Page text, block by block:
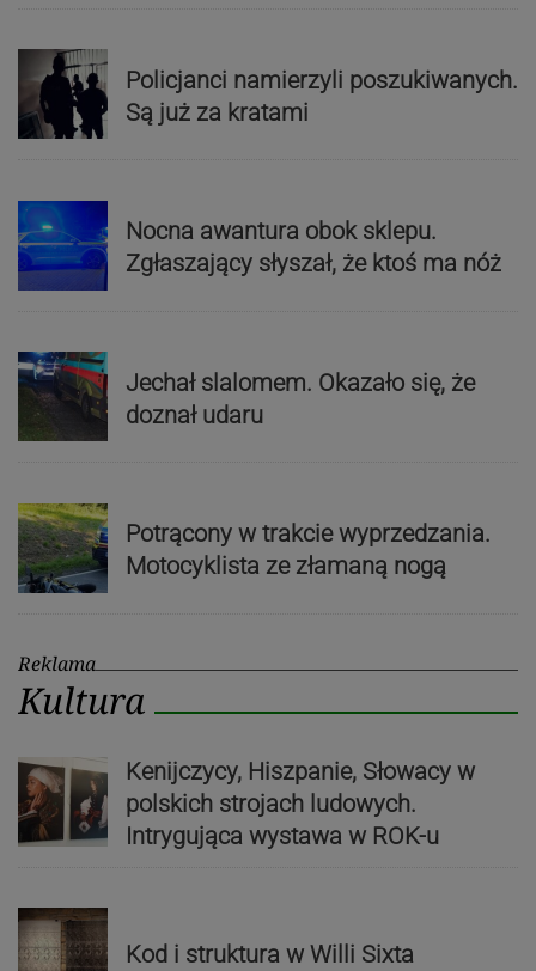
Policjanci namierzyli poszukiwanych.
Są już za kratami
Nocna awantura obok sklepu.
Zgłaszający słyszał, że ktoś ma nóż
Jechał slalomem. Okazało się, że
doznał udaru
Potrącony w trakcie wyprzedzania.
Motocyklista ze złamaną nogą
Reklama
Kultura
Kenijczycy, Hiszpanie, Słowacy w
polskich strojach ludowych.
Intrygująca wystawa w ROK-u
Kod i struktura w Willi Sixta